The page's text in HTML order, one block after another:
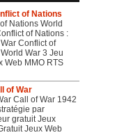
of Nations
Nations World
of Nations :
Conflict of
War 3 Jeu
Web MMO RTS
of War
Call of War 1942
par
gratuit Jeux
Jeux Web